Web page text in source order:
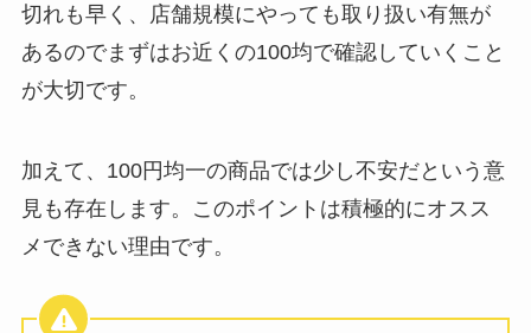
切れも早く、店舗規模にやっても取り扱い有無が
あるのでまずはお近くの100均で確認していくこと
が大切です。
加えて、100円均一の商品では少し不安だという意
見も存在します。このポイントは積極的にオスス
メできない理由です。